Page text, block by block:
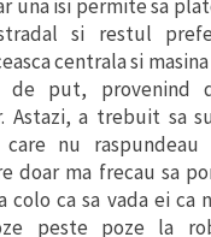
una isi permite sa
si restul
centrala si
de put, provenind
Astazi, a trebuit sa
care nu
doar ma frecau sa
colo ca sa vada ei ca
peste poze la